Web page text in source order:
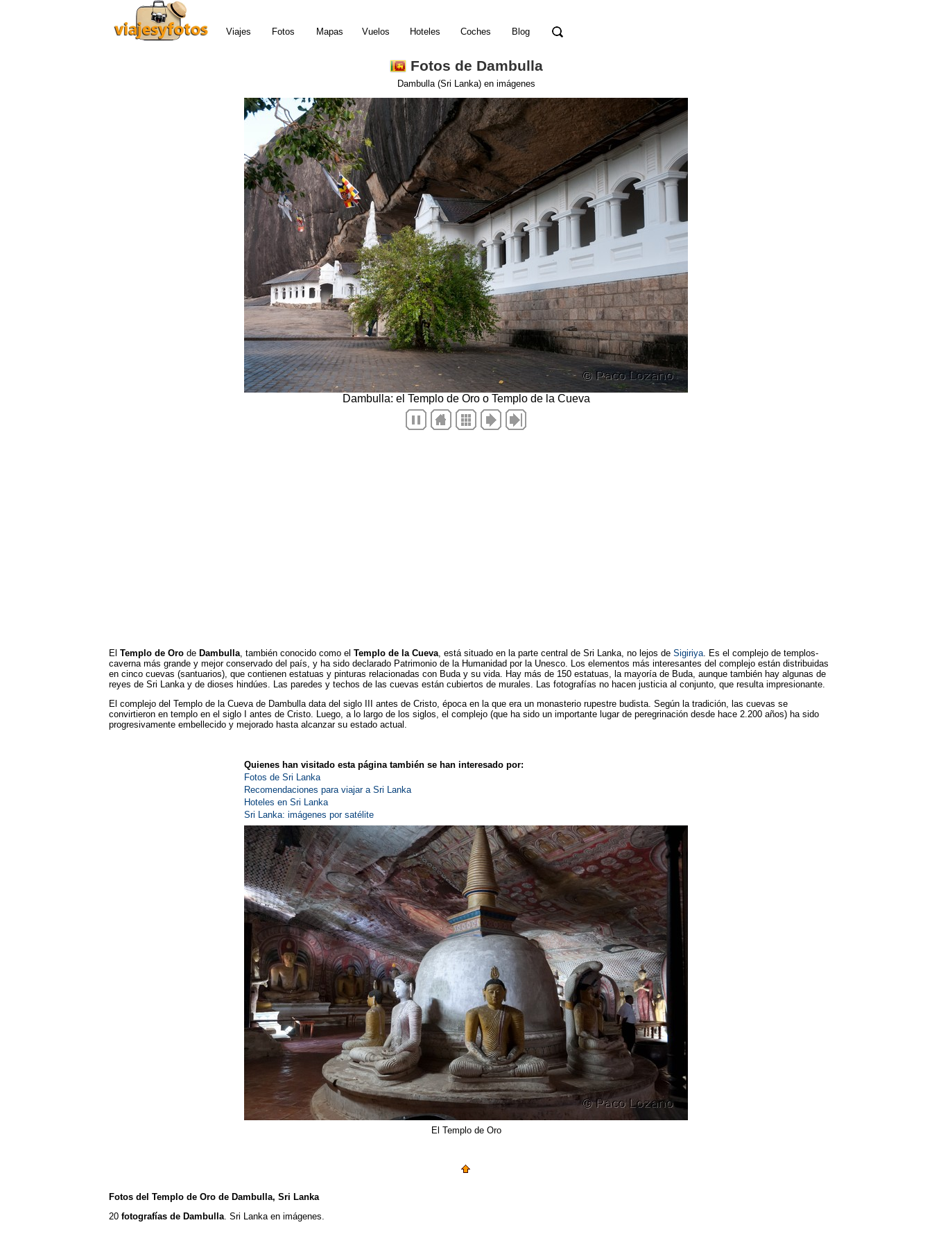
Viajes Fotos Mapas Vuelos Hoteles Coches Blog
Fotos de Dambulla
Dambulla (Sri Lanka) en imágenes
El Templo de Oro de Dambulla , también conocido como el Templo de la Cueva , está situado en la parte central de Sri Lanka, no lejos de Sigiriya . Es el complejo de templos-
caverna más grande y mejor conservado del país, y ha sido declarado Patrimonio de la Humanidad por la Unesco. Los elementos más interesantes del complejo están distribuidas
en cinco cuevas (santuarios), que contienen estatuas y pinturas relacionadas con Buda y su vida. Hay más de 150 estatuas, la mayoría de Buda, aunque también hay algunas de
reyes de Sri Lanka y de dioses hindúes. Las paredes y techos de las cuevas están cubiertos de murales. Las fotografías no hacen justicia al conjunto, que resulta impresionante.
El complejo del Templo de la Cueva de Dambulla data del siglo III antes de Cristo, época en la que era un monasterio rupestre budista. Según la tradición, las cuevas se
convirtieron en templo en el siglo I antes de Cristo. Luego, a lo largo de los siglos, el complejo (que ha sido un importante lugar de peregrinación desde hace 2.200 años) ha sido
progresivamente embellecido y mejorado hasta alcanzar su estado actual.
Quienes han visitado esta página también se han interesado por:
Fotos de Sri Lanka
Recomendaciones para viajar a Sri Lanka
Hoteles en Sri Lanka
Sri Lanka: imágenes por satélite
El Templo de Oro
Fotos del Templo de Oro de Dambulla, Sri Lanka
20 fotografías de Dambulla. Sri Lanka en imágenes.